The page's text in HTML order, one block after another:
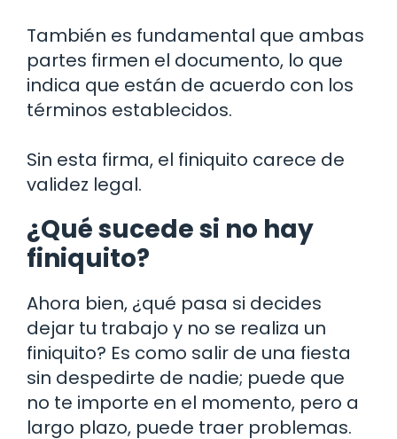
También es fundamental que ambas
partes firmen el documento, lo que
indica que están de acuerdo con los
términos establecidos.
Sin esta firma, el finiquito carece de
validez legal.
¿Qué sucede si no hay
finiquito?
Ahora bien, ¿qué pasa si decides
dejar tu trabajo y no se realiza un
finiquito? Es como salir de una fiesta
sin despedirte de nadie; puede que
no te importe en el momento, pero a
largo plazo, puede traer problemas.